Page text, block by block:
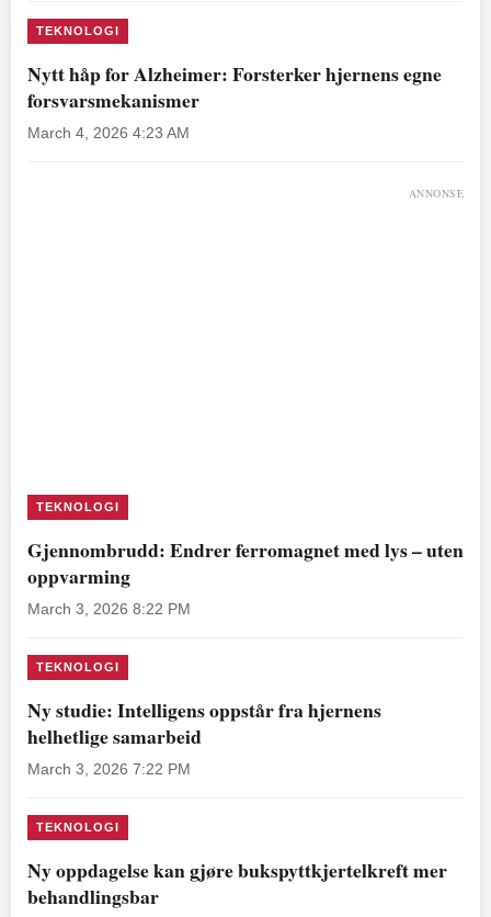
TEKNOLOGI
Nytt håp for Alzheimer: Forsterker hjernens egne
forsvarsmekanismer
March 4, 2026 4:23 AM
ANNONSE
TEKNOLOGI
Gjennombrudd: Endrer ferromagnet med lys – uten
oppvarming
March 3, 2026 8:22 PM
TEKNOLOGI
Ny studie: Intelligens oppstår fra hjernens
helhetlige samarbeid
March 3, 2026 7:22 PM
TEKNOLOGI
Ny oppdagelse kan gjøre bukspyttkjertelkreft mer
behandlingsbar